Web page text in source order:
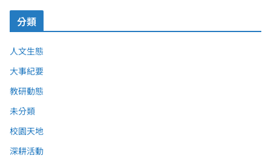
分類
人文生態
大事紀要
教研動態
未分類
校園天地
深耕活動